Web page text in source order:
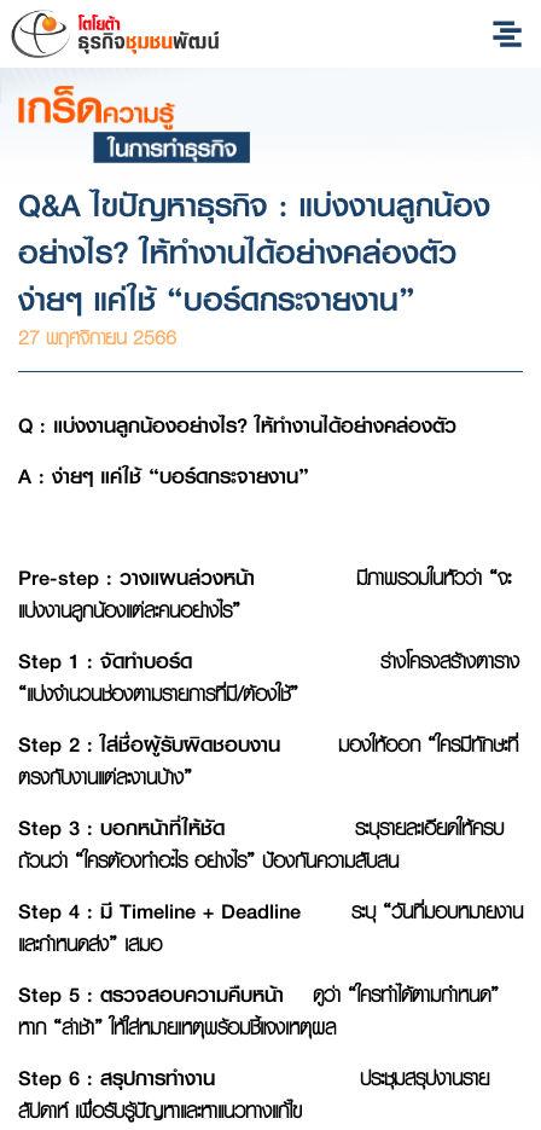
Q&A ไขปัญหาธุรกิจ : แบ่งงานลูกน้อง
อย่างไร? ให้ทำงานได้อย่างคล่องตัว
ง่ายๆ แค่ใช้ “บอร์ดกระจายงาน”
27 พฤศจิกายน 2566
Q : แบ่งงานลูกน้องอย่างไร? ให้ทำงานได้อย่างคล่องตัว
A : ง่ายๆ แค่ใช้ “บอร์ดกระจายงาน”
Pre-step : วางแผนล่วงหน้า มีภาพรวมในหัวว่า “จะ
แบ่งงานลูกน้องแต่ละคนอย่างไร”
Step 1 : จัดทำบอร์ด ร่างโครงสร้างตาราง
“แบ่งจำนวนช่องตามรายการที่มี/ต้องใช้”
Step 2 : ใส่ชื่อผู้รับผิดชอบงาน มองให้ออก “ใครมีทักษะที่
ตรงกับงานแต่ละงานบ้าง”
Step 3 : บอกหน้าที่ให้ชัด ระบุรายละเอียดให้ครบ
ถ้วนว่า “ใครต้องทำอะไร อย่างไร” ป้องกันความสับสน
Step 4 : มี Timeline + Deadline ระบุ “วันที่มอบหมายงาน
และกำหนดส่ง” เสมอ
Step 5 : ตรวจสอบความคืบหน้า ดูว่า “ใครทำได้ตามกำหนด”
หาก “ล่าช้า” ให้ใส่หมายเหตุพร้อมชี้แจงเหตุผล
Step 6 : สรุปการทำงาน ประชุมสรุปงานราย
สัปดาห์ เพื่อรับรู้ปัญหาและหาแนวทางแก้ไข